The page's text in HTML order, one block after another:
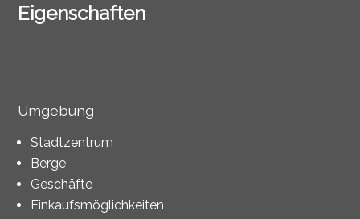
Eigenschaften
Umgebung
Stadtzentrum
Berge
Geschäfte
Einkaufsmöglichkeiten